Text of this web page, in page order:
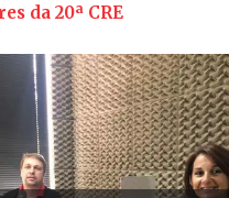
da 20ª CRE